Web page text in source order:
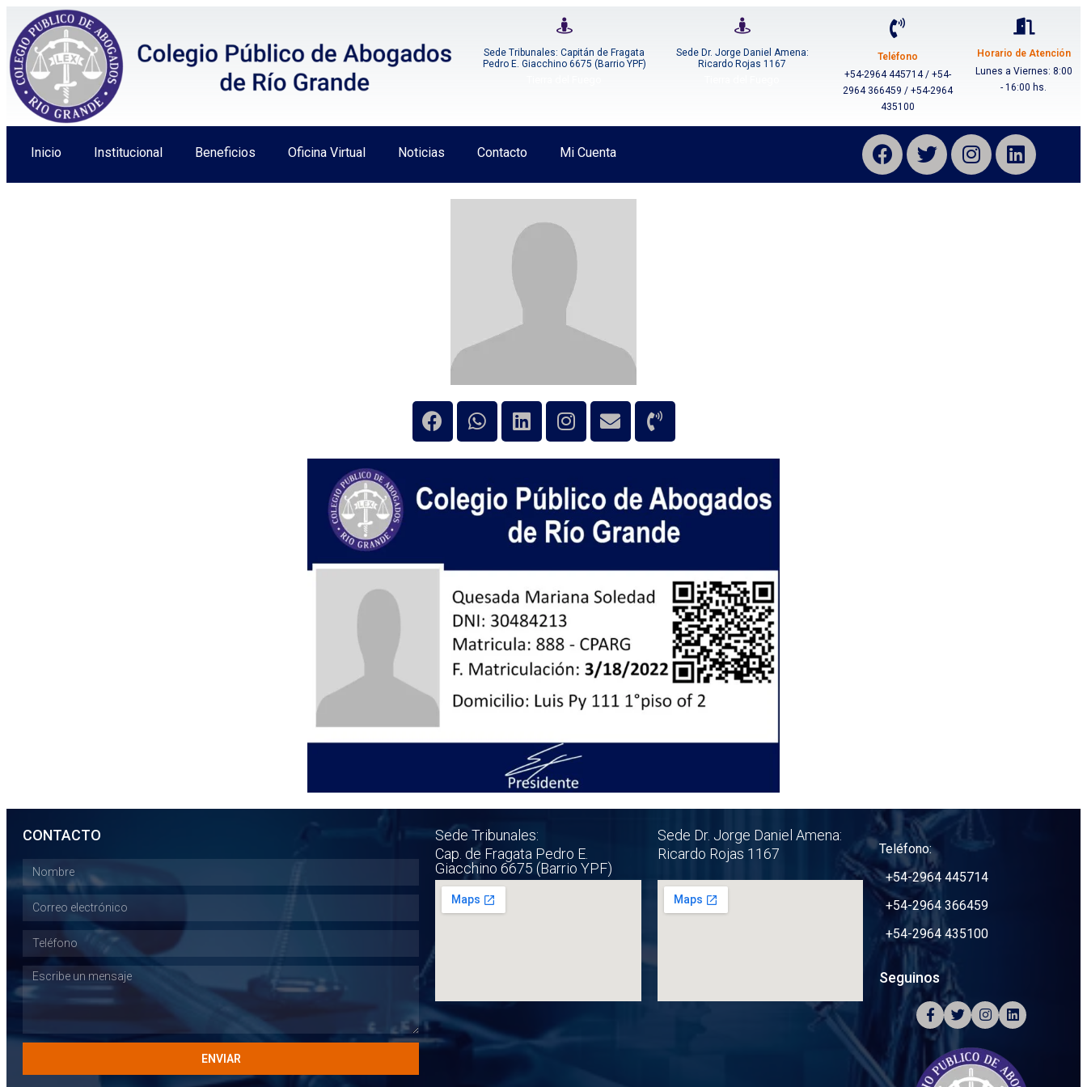
Sede Tribunales: Capitán de Fragata
Pedro E. Giacchino 6675 (Barrio YPF)
Sede Dr. Jorge Daniel Amena:
Ricardo Rojas 1167
Teléfono
+54-2964 445714 / +54-
2964 366459 / +54-2964
435100
Horario de Atención
Lunes a Viernes: 8:00
- 16:00 hs.
Inicio Institucional Beneficios Oficina Virtual Noticias Contacto Mi Cuenta
CONTACTO
ENVIAR
Sede Tribunales:
Cap. de Fragata Pedro E.
Giacchino 6675 (Barrio YPF)
Sede Dr. Jorge Daniel Amena:
Ricardo Rojas 1167
Teléfono:
+54-2964 445714
+54-2964 366459
+54-2964 435100
Seguinos